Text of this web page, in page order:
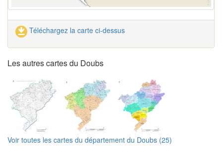
Téléchargez la carte ci-dessus
Les autres cartes du Doubs
Voir toutes les cartes du département du Doubs (25)